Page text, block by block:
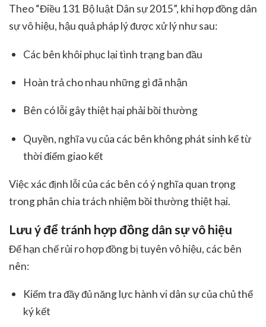
Theo “Điều 131 Bộ luật Dân sự 2015”, khi hợp đồng dân
sự vô hiệu, hậu quả pháp lý được xử lý như sau:
Các bên khôi phục lại tình trạng ban đầu
Hoàn trả cho nhau những gì đã nhận
Bên có lỗi gây thiệt hại phải bồi thường
Quyền, nghĩa vụ của các bên không phát sinh kể từ
thời điểm giao kết
Việc xác định lỗi của các bên có ý nghĩa quan trọng
trong phân chia trách nhiệm bồi thường thiệt hại.
Lưu ý để tránh hợp đồng dân sự vô hiệu
Để hạn chế rủi ro hợp đồng bị tuyên vô hiệu, các bên
nên:
Kiểm tra đầy đủ năng lực hành vi dân sự của chủ thể
ký kết